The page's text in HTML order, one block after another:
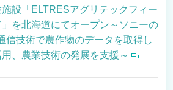
ンテナンス情報
設「ELTRESアグリテックフィー
」を北海道にてオープン～ソニーの
信技術で農作物のデータを取得し
、農業技術の発展を支援～